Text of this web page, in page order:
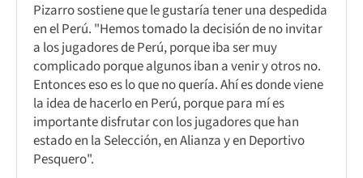
Pizarro sostiene que le gustaría tener una despedida
en el Perú. "Hemos tomado la decisión de no invitar
a los jugadores de Perú, porque iba ser muy
complicado porque algunos iban a venir y otros no.
Entonces eso es lo que no quería. Ahí es donde viene
la idea de hacerlo en Perú, porque para mí es
importante disfrutar con los jugadores que han
estado en la Selección, en Alianza y en Deportivo
Pesquero".